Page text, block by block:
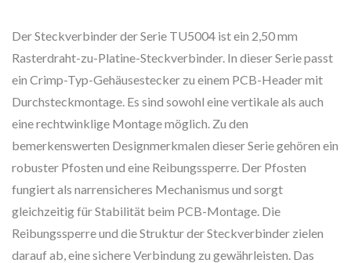
Der Steckverbinder der Serie TU5004 ist ein 2,50 mm
Rasterdraht-zu-Platine-Steckverbinder. In dieser Serie passt
ein Crimp-Typ-Gehäusestecker zu einem PCB-Header mit
Durchsteckmontage. Es sind sowohl eine vertikale als auch
eine rechtwinklige Montage möglich. Zu den
bemerkenswerten Designmerkmalen dieser Serie gehören ein
robuster Pfosten und eine Reibungssperre. Der Pfosten
fungiert als narrensicheres Mechanismus und sorgt
gleichzeitig für Stabilität beim PCB-Montage. Die
Reibungssperre und die Struktur der Steckverbinder zielen
darauf ab, eine sichere Verbindung zu gewährleisten. Das